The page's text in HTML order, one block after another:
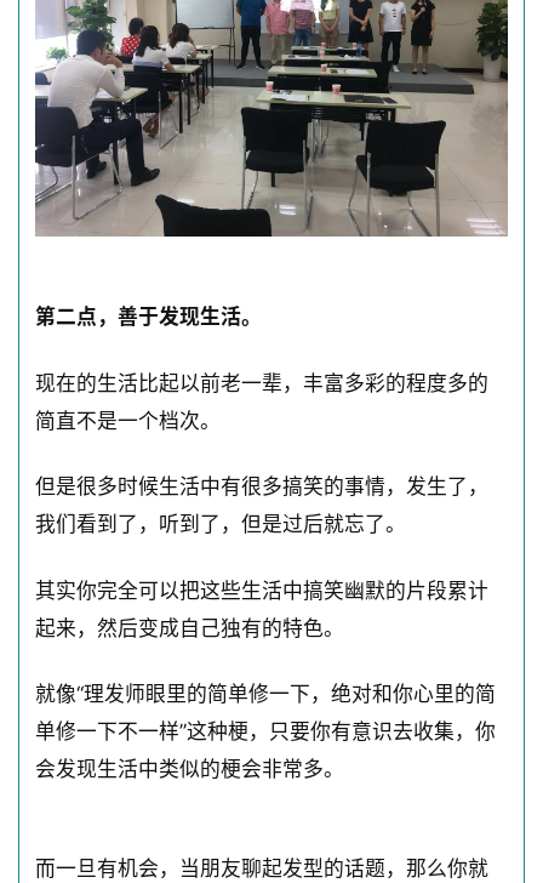
第二点，善于发现生活。
现在的生活比起以前老一辈，丰富多彩的程度多的
简直不是一个档次。
但是很多时候生活中有很多搞笑的事情，发生了，
我们看到了，听到了，但是过后就忘了。
其实你完全可以把这些生活中搞笑幽默的片段累计
起来，然后变成自己独有的特色。
就像“理发师眼里的简单修一下，绝对和你心里的简
单修一下不一样”这种梗，只要你有意识去收集，你
会发现生活中类似的梗会非常多。
而一旦有机会，当朋友聊起发型的话题，那么你就